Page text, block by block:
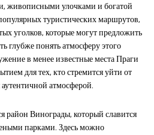
живописными улочками и богатой
туристических маршрутов,
уголков, которые могут предложить
глубже понять атмосферу этого
в менее известные места Праги
для тех, кто стремится уйти от
атмосферой.
район Винограды, который славится
парками. Здесь можно